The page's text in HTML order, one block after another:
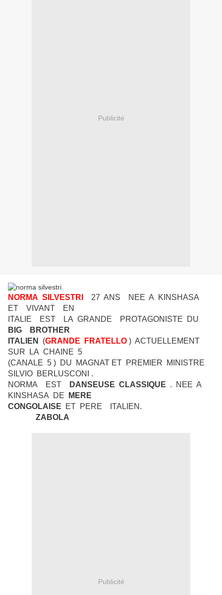
Publicité
NORMA SILVESTRI
27 ANS NEE A KINSHASA
ET VIVANT EN
ITALIE EST LA GRANDE PROTAGONISTE DU
BIG BROTHER
ITALIEN
(GRANDE FRATELLO ) ACTUELLEMENT
SUR LA CHAINE 5
(CANALE 5 ) DU MAGNAT ET PREMIER MINISTRE
SILVIO BERLUSCONI .
NORMA EST
DANSEUSE CLASSIQUE . NEE A
KINSHASA DE
MERE
CONGOLAISE ET PERE ITALIEN.
ZABOLA
Publicité